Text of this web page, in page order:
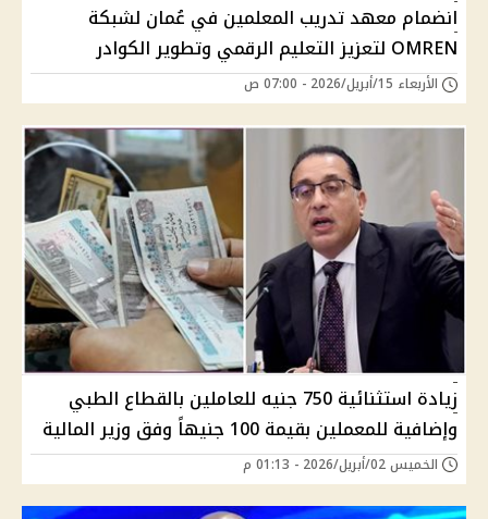
انضمام معهد تدريب المعلمين في عُمان لشبكة
OMREN لتعزيز التعليم الرقمي وتطوير الكوادر
الأربعاء 15/أبريل/2026 - 07:00 ص
زيادة استثنائية 750 جنيه للعاملين بالقطاع الطبي
وإضافية للمعملين بقيمة 100 جنيهاً وفق وزير المالية
الخميس 02/أبريل/2026 - 01:13 م